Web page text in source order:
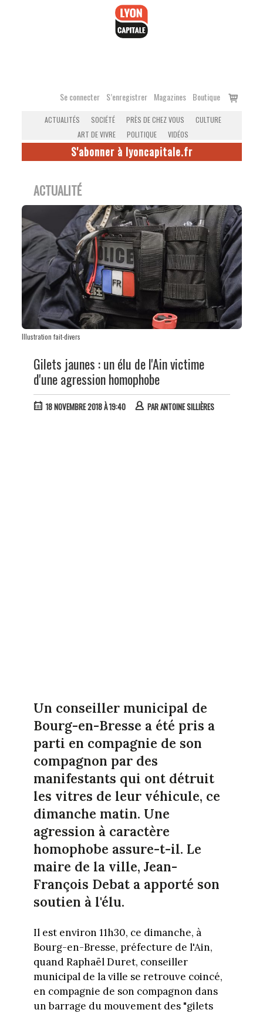
Se connecter S’enregistrer Magazines Boutique
Voir
ACTUALITÉS SOCIÉTÉ PRÈS DE CHEZ VOUS
CULTURE
ART DE VIVRE
POLITIQUE VIDÉOS
S'abonner à lyoncapitale.fr
ACTUALITÉ
Illustration fait-divers
Gilets jaunes : un élu de l'Ain victime
d'une agression homophobe
18 NOVEMBRE 2018 À 19:40 PARANTOINE SILLIÈRES
Un conseiller municipal de
Bourg-en-Bresse a été pris a
parti en compagnie de son
compagnon par des
manifestants qui ont détruit
les vitres de leur véhicule, ce
dimanche matin. Une
agression à caractère
homophobe assure-t-il. Le
maire de la ville, Jean-
François Debat a apporté son
soutien à l'élu.
Il est environ 11h30, ce dimanche, à
Bourg-en-Bresse, préfecture de l'Ain,
quand Raphaël Duret, conseiller
municipal de la ville se retrouve coincé,
en compagnie de son compagnon dans
un barrage du mouvement des "gilets